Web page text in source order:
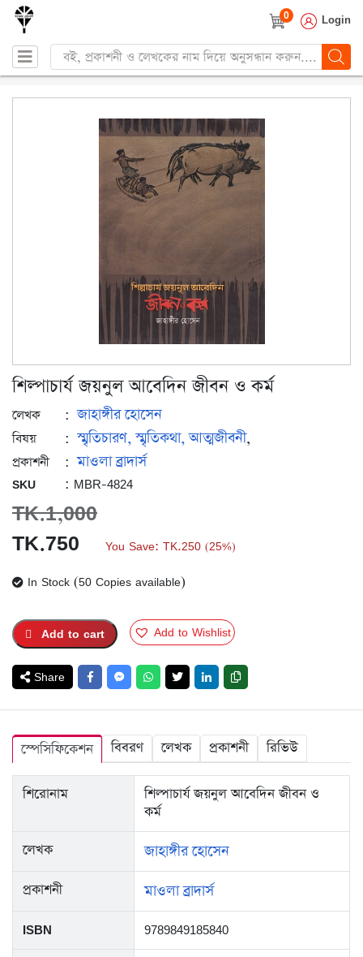
0 Login
Products
search
শিল্পাচার্য জয়নুল আবেদিন জীবন ও কর্ম
লেখক : জাহাঙ্গীর হোসেন
বিষয় : স্মৃতিচারণ, স্মৃতিকথা, আত্মজীবনী,
প্রকাশনী : মাওলা ব্রাদার্স
SKU : MBR-4824
TK.1,000
Original
price
TK.1,000.
TK.750 Current
price
TK.750.
You Save: TK.250 (25%)
In Stock (50 Copies available)
Add to cart Add to Wishlist
Share
স্পেসিফিকেশন বিবরণ লেখক প্রকাশনী রিভিউ
শিরোনাম
শিল্পাচার্য জয়নুল আবেদিন জীবন ও
কর্ম
লেখক জাহাঙ্গীর হোসেন
প্রকাশনী মাওলা ব্রাদার্স
ISBN 9789849185840